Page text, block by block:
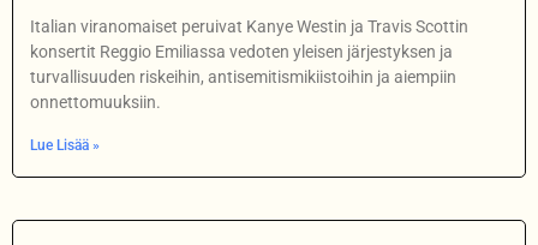
Italian viranomaiset peruivat Kanye Westin ja Travis Scottin
konsertit Reggio Emiliassa vedoten yleisen järjestyksen ja
turvallisuuden riskeihin, antisemitismikiistoihin ja aiempiin
onnettomuuksiin.
Lue Lisää »